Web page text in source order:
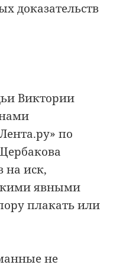
доказательств
Виктории
по
на иск,
явными
плакать или
не